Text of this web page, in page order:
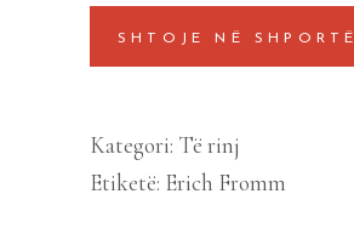
shëndoshë
quantity
SHTOJE NË SHPORTË
Kategori: Të rinj
Etiketë: Erich Fromm